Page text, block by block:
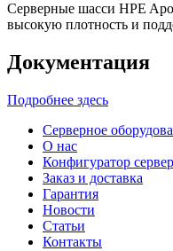
Серверные шасси HPE
высокую плотность и
Документация
Подробнее здесь
Серверное
О нас
Конфигуратор
Заказ и доставка
Гарантия
Новости
Статьи
Контакты